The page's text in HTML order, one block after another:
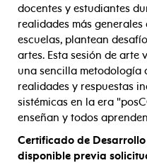
docentes y estudiantes
realidades más
escuelas, plantean
artes. Esta sesión de
una sencilla
realidades y respuestas
sistémicas en la era
enseñan y todos
Certificado de
disponible previa